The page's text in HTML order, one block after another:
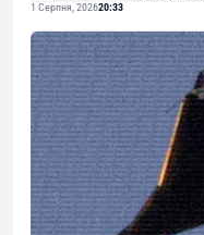
1 Серпня, 202620:33